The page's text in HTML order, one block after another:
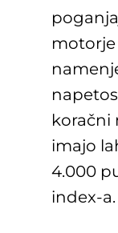
motorje
koračni
imajo
4.000
index-a.